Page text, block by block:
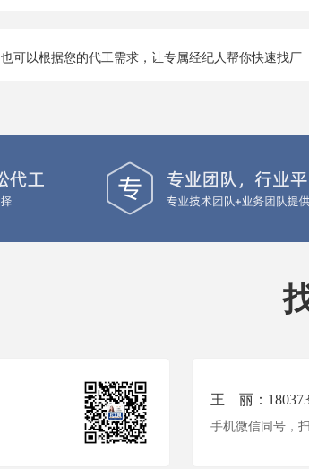
也可以根据您的代工需求，让专属经纪人帮你快速找厂
王 丽：
手机微信同号，